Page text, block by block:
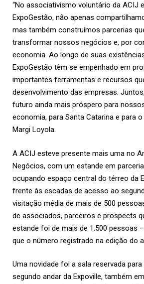
“No associativismo voluntário da ACIJ
ExpoGestão, não apenas
mas também construímos parcerias
transformar nossos negócios e, por
economia. Ao longo de suas
ExpoGestão têm se empenhado em
importantes ferramentas e recursos
desenvolvimento das empresas.
futuro ainda mais próspero para
economia, para Santa Catarina e para o
Margi Loyola.
A ACIJ esteve presente mais uma no
Negócios, com um estande em
ocupando espaço central do térreo da
frente às escadas de acesso ao
visitação média de mais de 500
de associados, parceiros e prospects
estande foi de mais de 1.500 pessoas
que o número registrado na edição do
Uma novidade foi a sala reservada
segundo andar da Expoville, também